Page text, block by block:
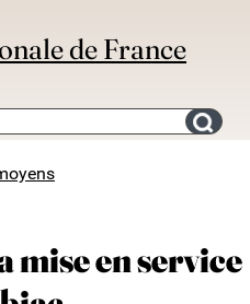
de France
Search
mise en service